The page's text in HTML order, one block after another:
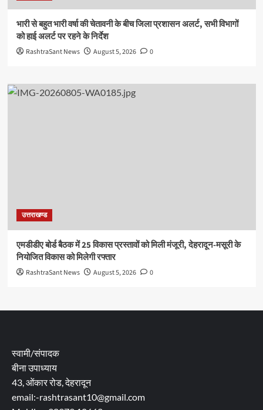
भारी से बहुत भारी वर्षा की चेतावनी के बीच जिला प्रशासन अलर्ट, सभी विभागों
को हाई अलर्ट पर रहने के निर्देश
RashtraSant News August 5, 2026 0
उत्तराखण्ड
एमडीडीए बोर्ड बैठक में 25 विकास प्रस्तावों को मिली मंजूरी, देहरादून-मसूरी के
नियोजित विकास को मिलेगी रफ्तार
RashtraSant News August 5, 2026 0
स्वामी/संपादक
बीना उपाध्याय
43, ओंकार रोड, देहरादून
email:-rashtrasant10@gmail.com